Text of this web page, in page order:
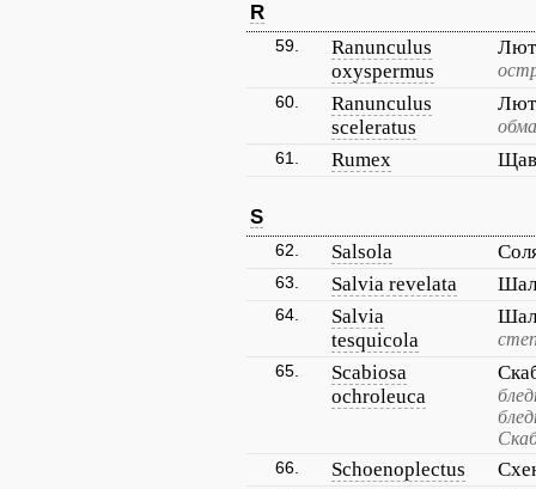
R
59.
Ranunculus
oxyspermus
60.
Ranunculus
sceleratus
61. Rumex
S
62. Salsola
63. Salvia revelata
64.
Salvia
tesquicola
65.
Scabiosa
ochroleuca
66. Schoenoplectus